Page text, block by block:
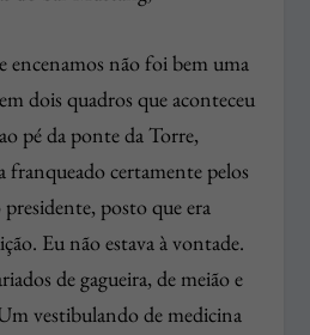
encenamos não foi bem uma
em dois quadros que aconteceu
pé da ponte da Torre,
franqueado certamente pelos
posto que era
Eu não estava à vontade.
de gagueira, de meião e
vestibulando de medicina